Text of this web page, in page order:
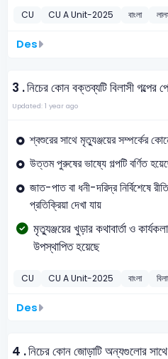
CU CU A Unit-2025 বাংলা
Des
3 .নিচের কোন বক্তব্যটি বিলাসী গল্পের
Updated: 1 year ago
শ্বশুরের সাথে মৃত্যুঞ্জয়ের সম্পর্কের
উত্তম পুরুষের ভাষ্যে গল্পটি বর্ণিত
জাত-পাত বা ধনী-দরিদ্র নির্বিশেষে
প্রতিক্রিয়া দেখা যায়
মৃত্যুঞ্জয়ের খুড়ার কথাবার্তা ও
উপস্থাপিত হয়েছে
CU CU A Unit-2025 বাংলা
Des
4 .নিচের কোন জোড়াটি অন্যগুলোর সাথে